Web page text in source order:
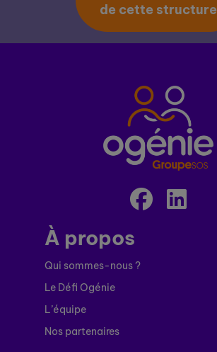
de cette structure
À propos
Qui sommes-nous ?
Le Défi Ogénie
L’équipe
Nos partenaires